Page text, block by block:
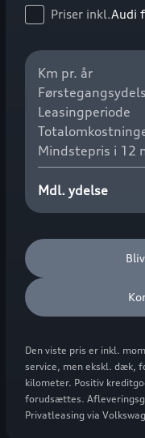
Priser inkl.Audi
Km pr. år
Leasingperiode
Mindstepris i 12
Mdl. ydelse
Den viste pris er inkl.
service, men ekskl. dæk,
kilometer. Positiv
forudsættes.
Privatleasing via